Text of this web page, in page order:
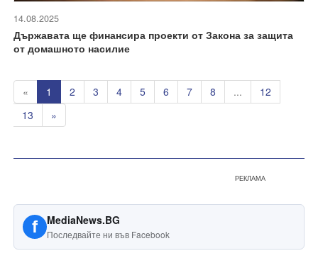
14.08.2025
Държавата ще финансира проекти от Закона за защита
от домашното насилие
« 1 2 3 4 5 6 7 8 ...
12
13
»
РЕКЛАМА
f MediaNews.BG
Последвайте ни във Facebook